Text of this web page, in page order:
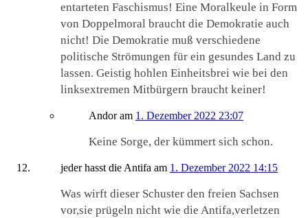
entarteten Faschismus! Eine Moralkeule in Form
von Doppelmoral braucht die Demokratie auch
nicht! Die Demokratie muß verschiedene
politische Strömungen für ein gesundes Land zu
lassen. Geistig hohlen Einheitsbrei wie bei den
linksextremen Mitbürgern braucht keiner!
Andoram 1. Dezember 2022 23:07
Keine Sorge, der kümmert sich schon.
jeder hasst die Antifa am 1. Dezember 2022 14:15
Was wirft dieser Schuster den freien Sachsen
vor,sie prügeln nicht wie die Antifa,verletzen